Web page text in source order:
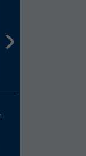
Kuchen &
Wie erwartetet
bekommen, ein